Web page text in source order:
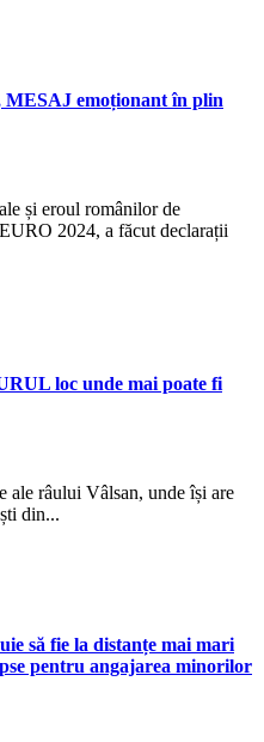
emoționant în plin
și eroul românilor de
2024, a făcut declarații
loc unde mai poate fi
râului Vâlsan, unde își are
din...
să fie la distanțe mai mari
pentru angajarea minorilor